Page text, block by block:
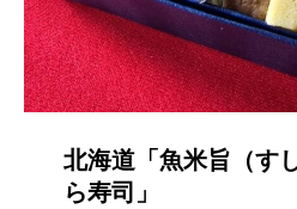
北海道「魚米旨（
ら寿司」